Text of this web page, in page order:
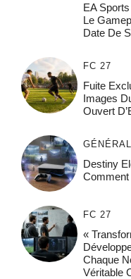
EA
Le
Date De
FC 27
Fuite
Images
Ouvert
Destiny
Comment
FC 27
«
Chaque
Véritable